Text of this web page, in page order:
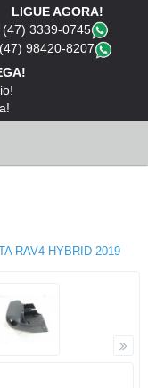
LIGUE AGORA!
(47) 3339-0745
(47) 98420-8207
RAV4 HYBRID 2019